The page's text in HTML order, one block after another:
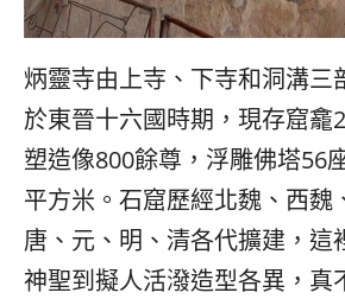
炳靈寺由上寺、下寺和洞溝三
於東晉十六國時期，現存窟龕
塑造像800餘尊，浮雕佛塔56
平方米。石窟歷經北魏、西魏
唐、元、明、清各代擴建，這
神聖到擬人活潑造型各異，真